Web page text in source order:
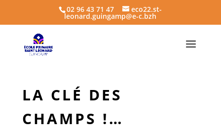
02 96 43 71 47 eco22.st-
leonard.guingamp@e-c.bzh
LA CLÉ DES
CHAMPS !…